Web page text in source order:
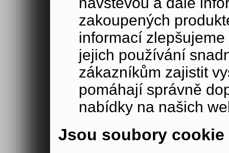
zakoupených
informací
jejich používání
zákazníkům zajistit
pomáhají správně
nabídky na našich
Jsou soubory cookie